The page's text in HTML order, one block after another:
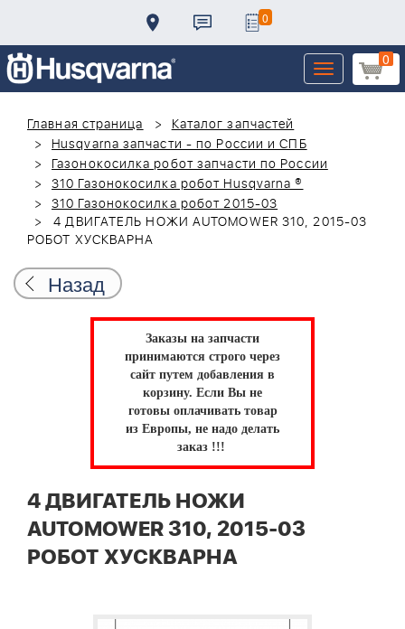
0
0
Toggle
navigation
Главная страница
Каталог запчастей
Husqvarna запчасти - по России и СПБ
Газонокосилка робот запчасти по России
310 Газонокосилка робот Husqvarna ®
310 Газонокосилка робот 2015-03
4 ДВИГАТЕЛЬ НОЖИ AUTOMOWER 310, 2015-03
РОБОТ ХУСКВАРНА
Назад
Заказы на запчасти
принимаются строго через
сайт путем добавления в
корзину. Если Вы не
готовы оплачивать товар
из Европы, не надо делать
заказ !!!
4 ДВИГАТЕЛЬ НОЖИ
AUTOMOWER 310, 2015-03
РОБОТ ХУСКВАРНА